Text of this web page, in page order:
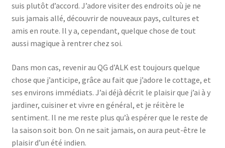
suis plutôt d’accord. J’adore visiter des endroits où je ne
suis jamais allé, découvrir de nouveaux pays, cultures et
amis en route. Il y a, cependant, quelque chose de tout
aussi magique à rentrer chez soi.
Dans mon cas, revenir au QG d’ALK est toujours quelque
chose que j’anticipe, grâce au fait que j’adore le cottage, et
ses environs immédiats. J’ai déjà décrit le plaisir que j’ai à y
jardiner, cuisiner et vivre en général, et je réitère le
sentiment. Il ne me reste plus qu’à espérer que le reste de
la saison soit bon. On ne sait jamais, on aura peut-être le
plaisir d’un été indien.